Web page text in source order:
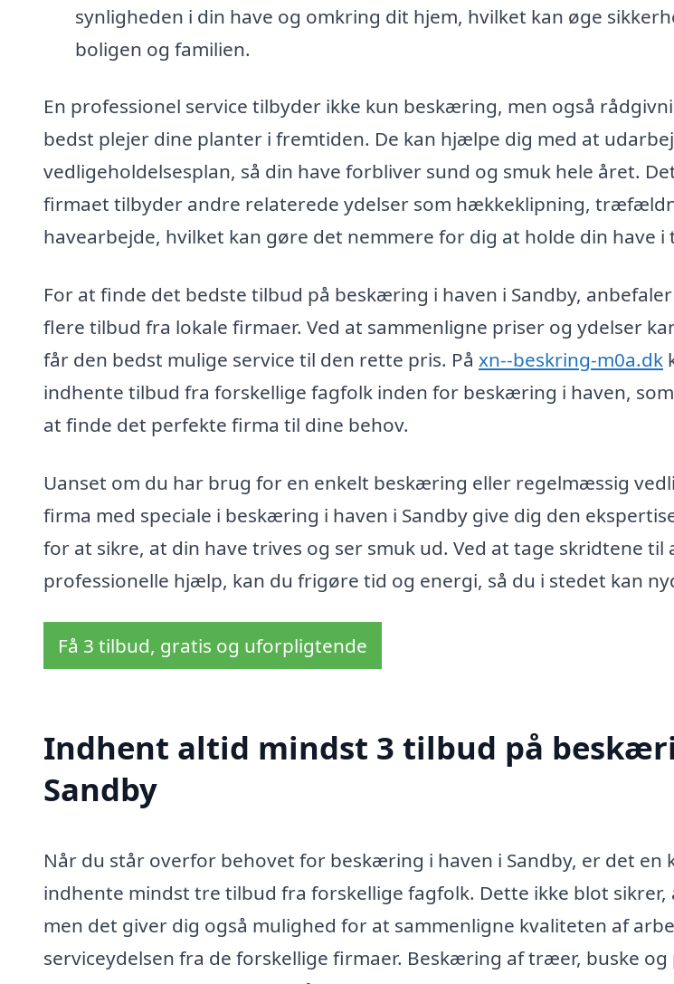
synligheden i din have og omkring dit hjem, hvilket kan øge
boligen og familien.
En professionel service tilbyder ikke kun beskæring, men også
bedst plejer dine planter i fremtiden. De kan hjælpe dig med at
vedligeholdelsesplan, så din have forbliver sund og smuk hele året.
firmaet tilbyder andre relaterede ydelser som hækkeklipning,
havearbejde, hvilket kan gøre det nemmere for dig at holde din have i
For at finde det bedste tilbud på beskæring i haven i Sandby,
flere tilbud fra lokale firmaer. Ved at sammenligne priser og ydelser
får den bedst mulige service til den rette pris. På xn--beskring-m0a.dk
indhente tilbud fra forskellige fagfolk inden for beskæring i haven,
at finde det perfekte firma til dine behov.
Uanset om du har brug for en enkelt beskæring eller regelmæssig
firma med speciale i beskæring i haven i Sandby give dig den
for at sikre, at din have trives og ser smuk ud. Ved at tage skridtene
professionelle hjælp, kan du frigøre tid og energi, så du i stedet kan
Få 3 tilbud, gratis og uforpligtende
Indhent altid mindst 3 tilbud på
Sandby
Når du står overfor behovet for beskæring i haven i Sandby, er det en
indhente mindst tre tilbud fra forskellige fagfolk. Dette ikke blot sikrer,
men det giver dig også mulighed for at sammenligne kvaliteten af
serviceydelsen fra de forskellige firmaer. Beskæring af træer, buske